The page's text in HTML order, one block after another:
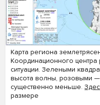
Карта региона
Координационного
ситуации. Зелеными
высота волны, розовыми —
существенно меньше.
размере